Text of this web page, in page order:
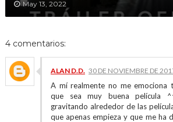
May 13, 2022
4 comentarios:
ALAN D.D. 30 DE NOVIEMBRE DE
A mí realmente no me emociona
que sea muy buena película
gravitando alrededor de las
que apenas empieza y que me ha